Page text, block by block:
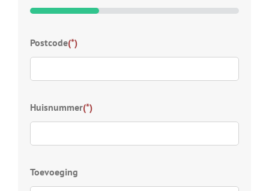
33%
Postcode(*)
Huisnummer(*)
Toevoeging